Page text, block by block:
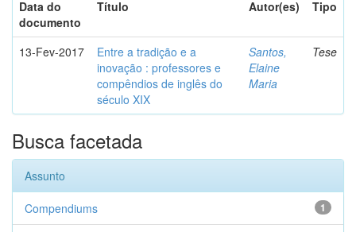
Data do
documento
Título Autor(es) Tipo
13-Fev-2017
Entre a tradição e a
inovação : professores e
compêndios de inglês do
século XIX
Santos,
Elaine
Maria
Tese
Busca facetada
Assunto
1
Compendiums